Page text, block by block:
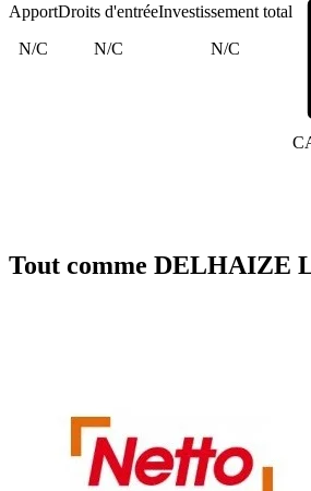
Apport
N/C
Droits d'entrée
N/C
Investissement total
N/C
Tout comme DELHAIZE